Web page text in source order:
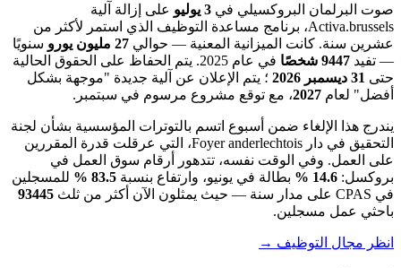
صوت البرلمان البروكسيلي في 3 يوليو
على إزالة آلية
Activa.brussels، برنامج مساعدة التوظيف الذي استمر لأكثر من
عشرين سنة. كانت الميزانية المعنية — حوالي 27 مليون يورو
سنويًا
— تفيد 9447 شخصًا
في عام 2025. يتم الحفاظ على الحقوق الحالية
حتى 31 ديسمبر 2026
؛ يتم الإعلان عن آلية جديدة "موجهة بشكل
أفضل" لعام 2027، مع توقع مشروع مرسوم في سبتمبر.
يندرج هذا الإلغاء ضمن أسبوع اتسم بالتوترات المؤسسية بشأن لجنة
التحقيق في دار Foyer anderlechtois، التي عرقلت قدرة المقررين
على العمل. وفي الوقت نفسه، تتدهور أرقام سوق العمل في
بروكسل: 14.6 % بطالة في يونيو، وارتفاع بنسبة 83.5 %
للمسجلين
في CPAS على مدار سنة — حيث يمثلون الآن أكثر من ثلث
93445
باحثي عمل مسجلين.
انظر مجال التوظيف →